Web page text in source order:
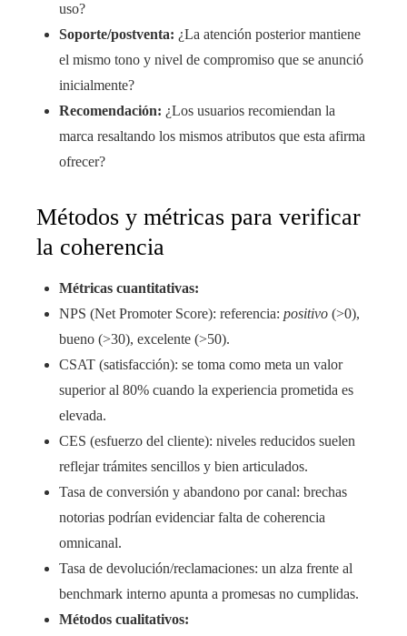
uso?
Soporte/postventa: ¿La atención posterior mantiene
el mismo tono y nivel de compromiso que se anunció
inicialmente?
Recomendación: ¿Los usuarios recomiendan la
marca resaltando los mismos atributos que esta afirma
ofrecer?
Métodos y métricas para verificar
la coherencia
Métricas cuantitativas:
NPS (Net Promoter Score): referencia: positivo (>0),
bueno (>30), excelente (>50).
CSAT (satisfacción): se toma como meta un valor
superior al 80% cuando la experiencia prometida es
elevada.
CES (esfuerzo del cliente): niveles reducidos suelen
reflejar trámites sencillos y bien articulados.
Tasa de conversión y abandono por canal: brechas
notorias podrían evidenciar falta de coherencia
omnicanal.
Tasa de devolución/reclamaciones: un alza frente al
benchmark interno apunta a promesas no cumplidas.
Métodos cualitativos: